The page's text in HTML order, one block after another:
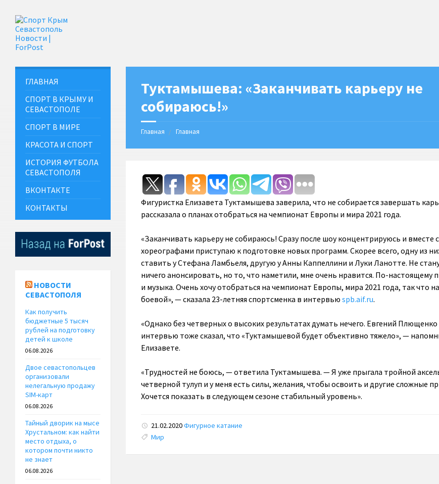
Туктамышева: «Заканчивать карьеру не
собираюсь!»
Главная Главная
Фигуристка Елизавета Туктамышева заверила, что не собирается завершать
рассказала о планах отобраться на чемпионат Европы и мира 2021 года.
«Заканчивать карьеру не собираюсь! Сразу после шоу концентрируюсь и вместе
хореографами приступаю к подготовке новых программ. Скорее всего, одну из
ставить у Стефана Ламбьеля, другую у Анны Каппеллини и Луки Ланотте. Не
ничего анонсировать, но то, что наметили, мне очень нравится. По-настоящему
и музыка. Очень хочу отобраться на чемпионат Европы, мира 2021 года, так что
боевой», — сказала 23-летняя спортсменка в интервью spb.aif.ru.
«Однако без четверных о высоких результатах думать нечего. Евгений
интервью тоже сказал, что «Туктамышевой будет объективно тяжело», —
Елизавете.
«Трудностей не боюсь, — ответила Туктамышева. — Я уже прыгала тройной
четверной тулуп и у меня есть силы, желания, чтобы освоить и другие сложные
Хочется показать в следующем сезоне стабильный уровень».
21.02.2020Фигурное катание
Tags:
Мир
ГЛАВНАЯ
СПОРТ В КРЫМУ И
СЕВАСТОПОЛЕ
СПОРТ В МИРЕ
КРАСОТА И СПОРТ
ИСТОРИЯ ФУТБОЛА
СЕВАСТОПОЛЯ
ВКОНТАКТЕ
КОНТАКТЫ
НОВОСТИ
СЕВАСТОПОЛЯ
Как получить
бюджетные 5 тысяч
рублей на подготовку
детей к школе
06.08.2026
Двое севастопольцев
организовали
нелегальную продажу
SIM-карт
06.08.2026
Тайный дворик на мысе
Хрустальном: как найти
место отдыха, о
котором почти никто
не знает
06.08.2026